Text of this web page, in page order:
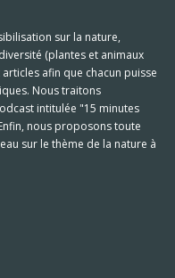
sur la nature,
(plantes et animaux
afin que chacun puisse
Nous traitons
intitulée "15 minutes
nous proposons toute
sur le thème de la nature à